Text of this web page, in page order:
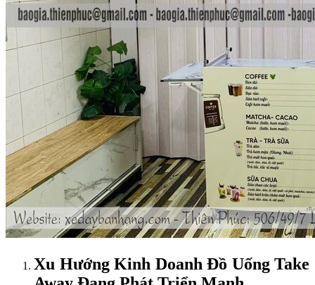
Xu Hướng Kinh Doanh Đồ Uống Take